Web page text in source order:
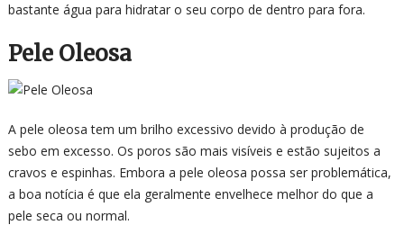
bastante água para hidratar o seu corpo de dentro para fora.
Pele Oleosa
A pele oleosa tem um brilho excessivo devido à produção de
sebo em excesso. Os poros são mais visíveis e estão sujeitos a
cravos e espinhas. Embora a pele oleosa possa ser problemática,
a boa notícia é que ela geralmente envelhece melhor do que a
pele seca ou normal.